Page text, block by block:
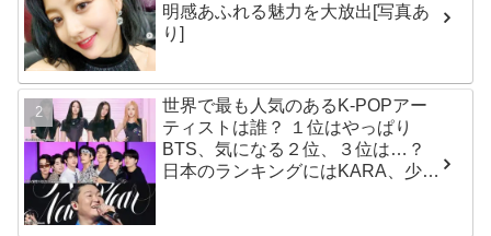
明感あふれる魅力を大放出[写真あ
り]
世界で最も人気のあるK-POPアー
ティストは誰？ １位はやっぱり
BTS、気になる２位、３位は…？
日本のランキングにはKARA、少女